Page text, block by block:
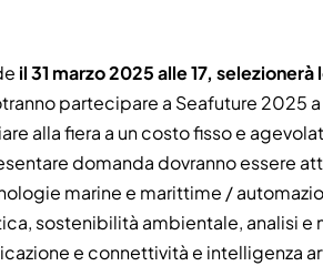
il 31 marzo 2025 alle 17,
partecipare a Seafuture 2025
alla fiera a un costo fisso e
domanda dovranno essere
marine e marittime /
sostenibilità ambientale, analisi
e connettività e intelligenza